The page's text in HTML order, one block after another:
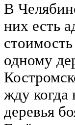
В
них есть
одному
жду когда
деревья